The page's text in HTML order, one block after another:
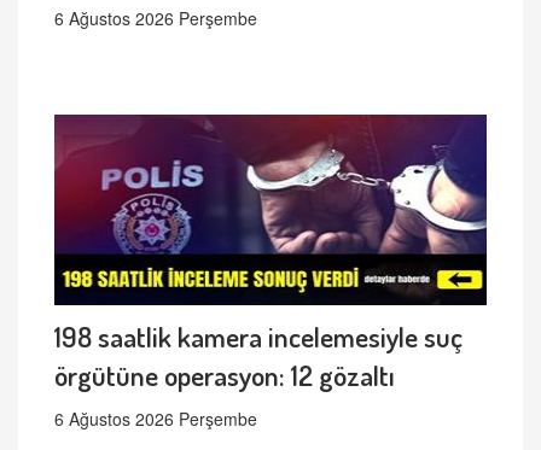
6 Ağustos 2026 Perşembe
198 saatlik kamera incelemesiyle suç
örgütüne operasyon: 12 gözaltı
6 Ağustos 2026 Perşembe